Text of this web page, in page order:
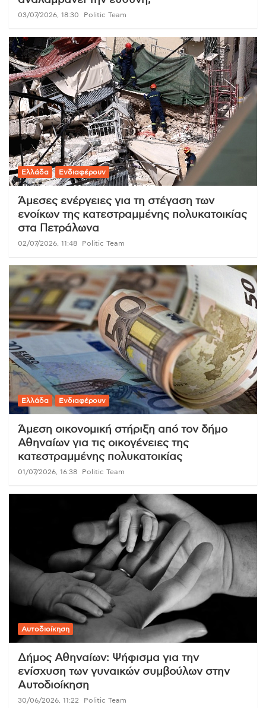
03/07/2026, 18:30 Politic Team
Ελλάδα Ενδιαφέρουν
Άμεσες ενέργειες για τη στέγαση των
ενοίκων της κατεστραμμένης πολυκατοικίας
στα Πετράλωνα
02/07/2026, 11:48 Politic Team
Ελλάδα Ενδιαφέρουν
Άμεση οικονομική στήριξη από τον δήμο
Αθηναίων για τις οικογένειες της
κατεστραμμένης πολυκατοικίας
01/07/2026, 16:38 Politic Team
Αυτοδιοίκηση
Δήμος Αθηναίων: Ψήφισμα για την
ενίσχυση των γυναικών συμβούλων στην
Αυτοδιοίκηση
30/06/2026, 11:22 Politic Team